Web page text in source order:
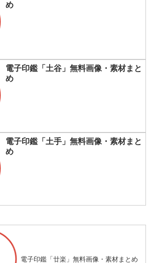
め
電子印鑑「土谷」無料画像・素材まと
め
電子印鑑「土手」無料画像・素材まと
め
電子印鑑「廿楽」無料画像・素材まとめ